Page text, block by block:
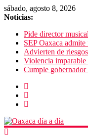
sábado, agosto 8, 2026
Noticias:
Pide director
SEP Oaxaca
Advierten de
Violencia imparable
Cumple gobernador